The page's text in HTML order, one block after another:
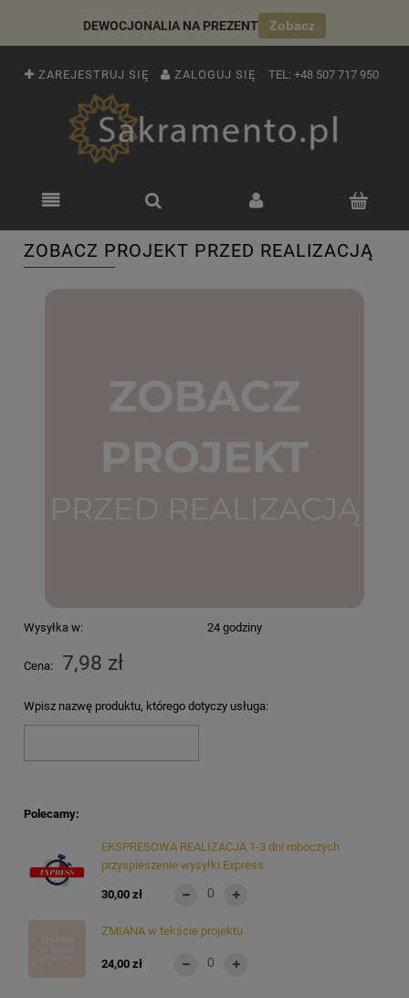
DEWOCJONALIA NA PREZENT Zobacz
ZAREJESTRUJ SIĘ ZALOGUJ SIĘ TEL: +48 507 717 950
ZOBACZ PROJEKT PRZED REALIZACJĄ
Wysyłka w: 24 godziny
Cena: 7,98 zł
Wpisz nazwę produktu, którego dotyczy usługa:
Polecamy:
ZMIANA w tekście projektu
24,00 zł
EKSPRESOWA REALIZACJA 1-3 dni roboczych
przyspieszenie wysyłki Express
30,00 zł